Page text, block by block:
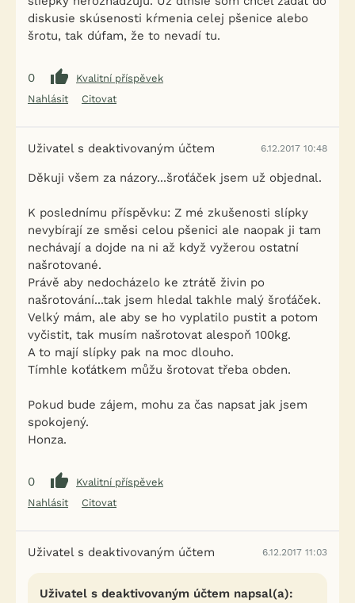
diskusie skúsenosti kŕmenia celej pšenice alebo
šrotu, tak dúfam, že to nevadí tu.
0
Kvalitní příspěvek
Nahlásit
Citovat
Uživatel s deaktivovaným účtem 6.12.2017 10:48
Děkuji všem za názory...šroťáček jsem už objednal.
K poslednímu příspěvku: Z mé zkušenosti slípky
nevybírají ze směsi celou pšenici ale naopak ji tam
nechávají a dojde na ni až když vyžerou ostatní
našrotované.
Právě aby nedocházelo ke ztrátě živin po
našrotování...tak jsem hledal takhle malý šroťáček.
Velký mám, ale aby se ho vyplatilo pustit a potom
vyčistit, tak musím našrotovat alespoň 100kg.
A to mají slípky pak na moc dlouho.
Tímhle koťátkem můžu šrotovat třeba obden.
Pokud bude zájem, mohu za čas napsat jak jsem
spokojený.
Honza.
0
Kvalitní příspěvek
Nahlásit
Citovat
Uživatel s deaktivovaným účtem 6.12.2017 11:03
Uživatel s deaktivovaným účtem napsal(a):